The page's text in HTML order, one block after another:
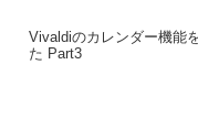
Vivaldiのカレンダー機能
た Part3